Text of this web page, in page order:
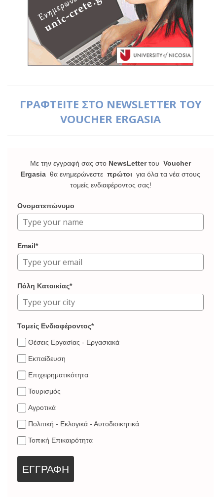
ΓΡΑΦΤΕΙΤΕ ΣΤΟ NEWSLETTER ΤΟΥ
VOUCHER ERGASIA
Με την εγγραφή σας στο NewsLetterτου Voucher
Ergasia θα ενημερώνεστε πρώτοι για όλα τα νέα στους
τομείς ενδιαφέροντος σας!
Ονοματεπώνυμο
Email*
Πόλη Κατοικίας*
Τομείς Ενδιαφέροντος*
Θέσεις Εργασίας - Εργασιακά
Εκπαίδευση
Επιχειρηματικότητα
Τουρισμός
Αγροτικά
Πολιτική - Εκλογικά - Αυτοδιοικητικά
Τοπική Επικαιρότητα
ΕΓΓΡΑΦΗ